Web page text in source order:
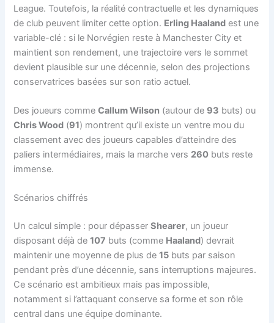
League. Toutefois, la réalité contractuelle et les dynamiques
de club peuvent limiter cette option. Erling Haaland est une
variable-clé : si le Norvégien reste à Manchester City et
maintient son rendement, une trajectoire vers le sommet
devient plausible sur une décennie, selon des projections
conservatrices basées sur son ratio actuel.
Des joueurs commeCallum Wilson (autour de 93 buts) ou
Chris Wood (91) montrent qu’il existe un ventre mou du
classement avec des joueurs capables d’atteindre des
paliers intermédiaires, mais la marche vers 260 buts reste
immense.
Scénarios chiffrés
Un calcul simple : pour dépasserShearer, un joueur
disposant déjà de107 buts (comme Haaland) devrait
maintenir une moyenne de plus de15 buts par saison
pendant près d’une décennie, sans interruptions majeures.
Ce scénario est ambitieux mais pas impossible,
notamment si l’attaquant conserve sa forme et son rôle
central dans une équipe dominante.